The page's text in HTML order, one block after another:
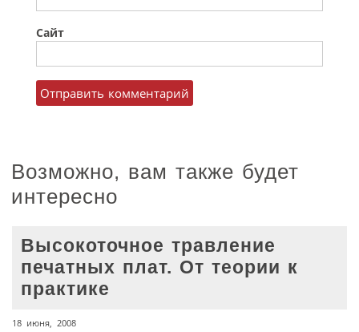
Сайт
Возможно, вам также будет
интересно
Высокоточное травление
печатных плат. От теории к
практике
18 июня, 2008